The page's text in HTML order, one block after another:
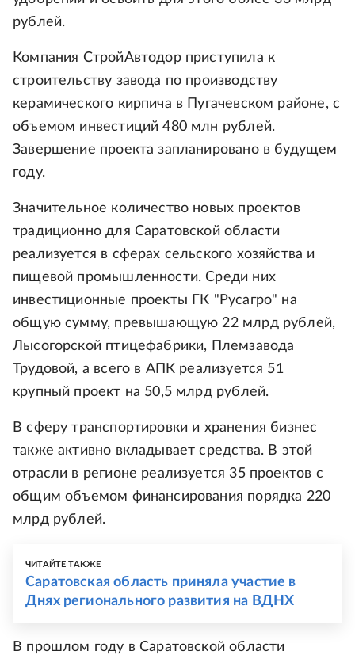
рублей.
Компания СтройАвтодор приступила к
строительству завода по производству
керамического кирпича в Пугачевском районе, с
объемом инвестиций 480 млн рублей.
Завершение проекта запланировано в будущем
году.
Значительное количество новых проектов
традиционно для Саратовской области
реализуется в сферах сельского хозяйства и
пищевой промышленности. Среди них
инвестиционные проекты ГК "Русагро" на
общую сумму, превышающую 22 млрд рублей,
Лысогорской птицефабрики, Племзавода
Трудовой, а всего в АПК реализуется 51
крупный проект на 50,5 млрд рублей.
В сферу транспортировки и хранения бизнес
также активно вкладывает средства. В этой
отрасли в регионе реализуется 35 проектов с
общим объемом финансирования порядка 220
млрд рублей.
ЧИТАЙТЕ ТАКЖЕ
Саратовская область приняла участие в
Днях регионального развития на ВДНХ
В прошлом году в Саратовской области